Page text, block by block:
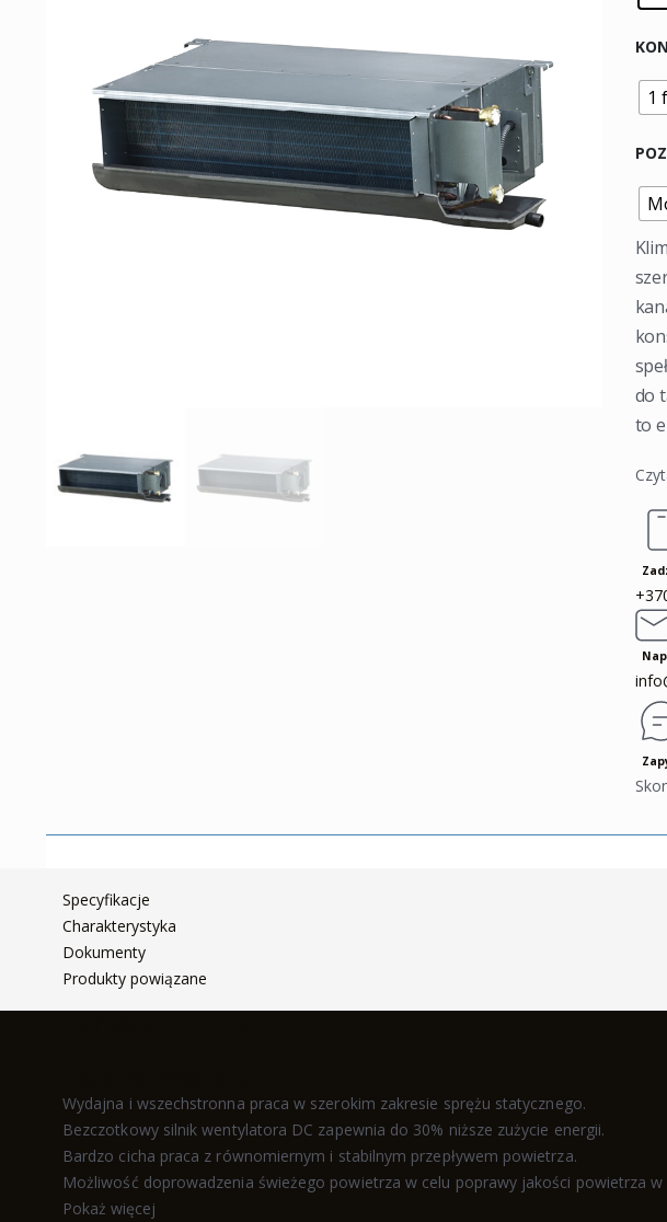
1
do
to
Specyfikacje
Charakterystyka
Dokumenty
Produkty powiązane
Wydajna i wszechstronna praca w szerokim zakresie sprężu statycznego.
Bezczotkowy silnik wentylatora DC zapewnia do 30% niższe zużycie energii.
Bardzo cicha praca z równomiernym i stabilnym przepływem powietrza.
Możliwość doprowadzenia świeżego powietrza w celu poprawy jakości powietrza w
Pokaż więcej